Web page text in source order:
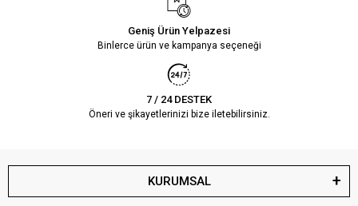
Geniş Ürün Yelpazesi
Binlerce ürün ve kampanya seçeneği
7 / 24 DESTEK
Öneri ve şikayetlerinizi bize iletebilirsiniz.
KURUMSAL